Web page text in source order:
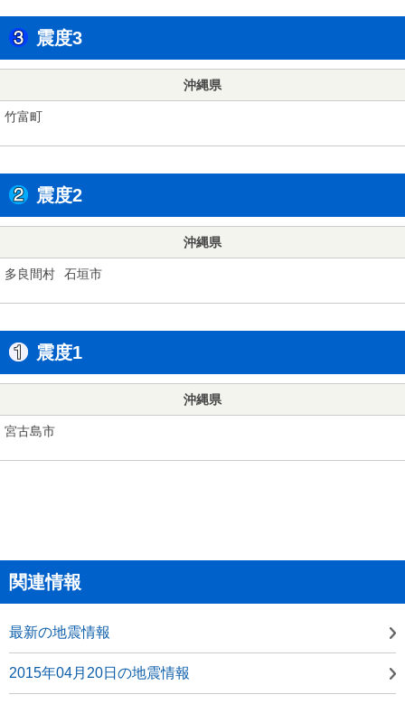
震度3
沖縄県
竹富町
震度2
沖縄県
多良間村 石垣市
震度1
沖縄県
宮古島市
関連情報
最新の地震情報
2015年04月20日の地震情報